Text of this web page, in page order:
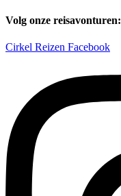
Volg onze reisavonturen:
Cirkel Reizen Facebook